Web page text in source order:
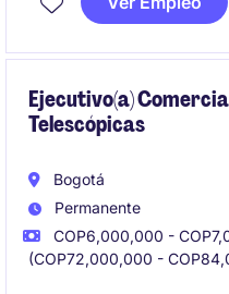
para transformar
documentados y
trazabilidad, calidad y
Ejecutivo(a)
Telescópicas
Bogotá
Permanente
COP6,000,000 -
(COP72,000,000 -